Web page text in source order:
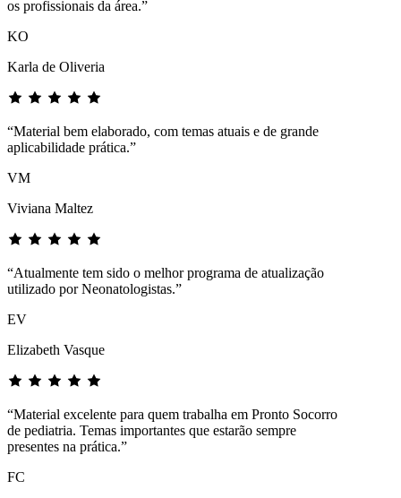
os profissionais da área.”
KO
Karla de Oliveria
“Material bem elaborado, com temas atuais e de grande
aplicabilidade prática.”
VM
Viviana Maltez
“Atualmente tem sido o melhor programa de atualização
utilizado por Neonatologistas.”
EV
Elizabeth Vasque
“Material excelente para quem trabalha em Pronto Socorro
de pediatria. Temas importantes que estarão sempre
presentes na prática.”
FC